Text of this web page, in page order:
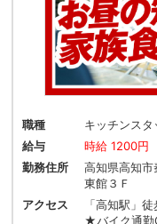
職種
キッチンスタ
給与
時給 1200円
勤務住所
高知県高知
東館３Ｆ
アクセス
「高知駅」
★バイク通勤